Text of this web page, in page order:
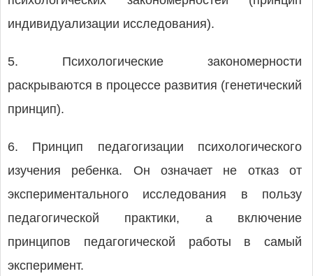
индивидуализации исследования).
5. Психологические закономерности
раскрываются в процессе развития (генетический
принцип).
6. Принцип педагогизации психологического
изучения ребенка. Он означает не отказ от
экспериментального исследования в пользу
педагогической практики, а включение
принципов педагогической работы в самый
эксперимент.